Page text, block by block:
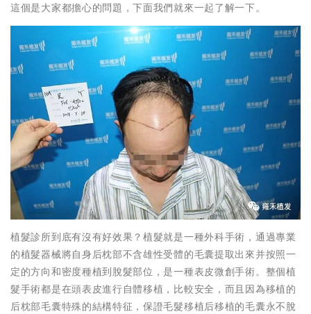
這個是大家都擔心的問題，下面我們就來一起了解一下。
植髮診所到底有沒有好效果？植髮就是一種外科手術，通過專業
的植髮器械將自身后枕部不含雄性受體的毛囊提取出來并按照一
定的方向和密度種植到脫髮部位，是一種表皮微創手術。整個植
髮手術都是在頭表皮進行自體移植，比較安全，而且因為移植的
后枕部毛囊特殊的結構特征，保證毛髮移植后移植的毛囊永不脫